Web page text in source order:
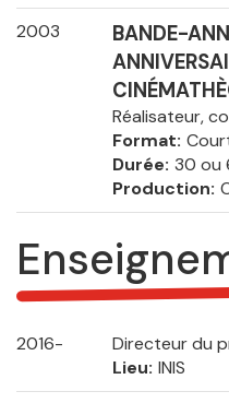
2003
BANDE-
Réalisateur,
Format
Durée 30 ou
Production
2016-
Directeur du
Lieu INIS